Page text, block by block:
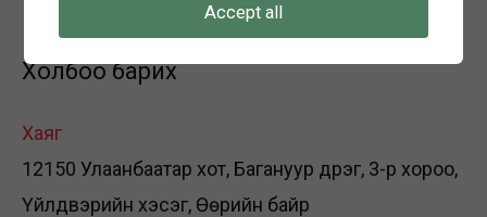
Холбоо барих
Хаяг
12150 Улаанбаатар хот, Багануур дүүрэг, 3-р хороо,
Үйлдвэрийн хэсэг, Өөрийн байр
Accept all